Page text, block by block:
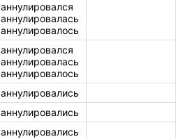
аннулировался
аннулировалась
аннулировалось
аннулировался
аннулировалась
аннулировалось
аннулировались
аннулировались
аннулировались